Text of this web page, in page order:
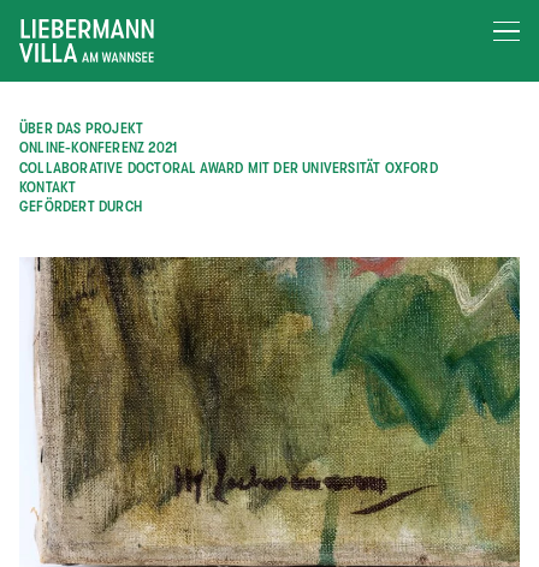
ÜBER DAS PROJEKT
ONLINE-KONFERENZ 2021
COLLABORATIVE DOCTORAL AWARD MIT DER UNIVERSITÄT OXFORD
KONTAKT
GEFÖRDERT DURCH